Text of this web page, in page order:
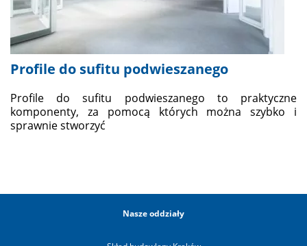
Profile do sufitu podwieszanego
Profile do sufitu podwieszanego to praktyczne
komponenty, za pomocą których można szybko i
sprawnie stworzyć
Nasze oddziały